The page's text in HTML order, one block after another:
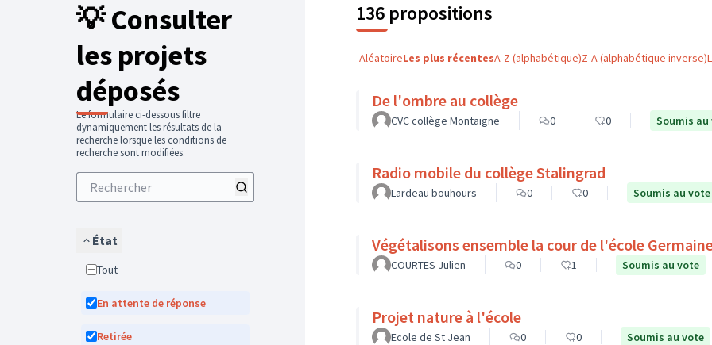
💡 Consulter
les projets
déposés
Le formulaire ci-dessous filtre
dynamiquement les résultats de la
recherche lorsque les conditions de
recherche sont modifiées.
État
Tout
En attente de réponse
Retirée
136 propositions
AléatoireLes plus récentesA-Z (alphabétique)Z-A (alphabétique inverse)
De l'ombre au collège
CVC collège Montaigne 0 0 Soumis au
Radio mobile du collège Stalingrad
Lardeau bouhours 0 0 Soumis au vote
Végétalisons ensemble la cour de l'école
COURTES Julien 0 1 Soumis au vote
Projet nature à l'école
Ecole de St Jean 0 0 Soumis au vote